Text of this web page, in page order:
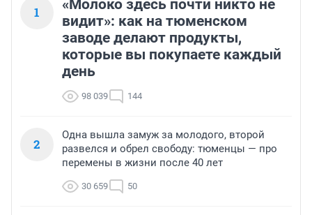
1
«Молоко здесь почти никто не
видит»: как на тюменском
заводе делают продукты,
которые вы покупаете каждый
день
98 039 144
2
Одна вышла замуж за молодого, второй
развелся и обрел свободу: тюменцы — про
перемены в жизни после 40 лет
30 659 50